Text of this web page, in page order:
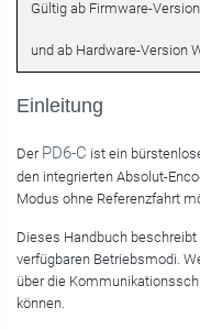
Gültig ab Firmware-
und ab Hardware-Version
Einleitung
Der PD6-C ist ein
den integrierten Absolut-
Modus ohne Referenzfahrt
Dieses Handbuch
verfügbaren Betriebsmodi.
über die
können.